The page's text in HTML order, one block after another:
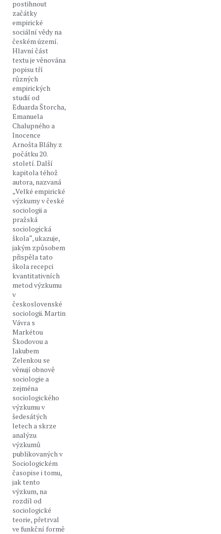
postihnout
začátky
empirické
sociální vědy na
českém území.
Hlavní část
textu je věnována
popisu tří
různých
empirických
studií od
Eduarda Štorcha,
Emanuela
Chalupného a
Inocence
Arnošta Bláhy z
počátku 20.
století. Další
kapitola téhož
autora, nazvaná
„Velké empirické
výzkumy v české
sociologii a
pražská
sociologická
škola“, ukazuje,
jakým způsobem
přispěla tato
škola recepci
kvantitativních
metod výzkumu
v
československé
sociologii. Martin
Vávra s
Markétou
Škodovou a
Jakubem
Zelenkou se
věnují obnově
sociologie a
zejména
sociologického
výzkumu v
šedesátých
letech a skrze
analýzu
výzkumů
publikovaných v
Sociologickém
časopise i tomu,
jak tento
výzkum, na
rozdíl od
sociologické
teorie, přetrval
ve funkční formě